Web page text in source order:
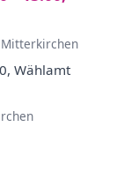
Wählamt